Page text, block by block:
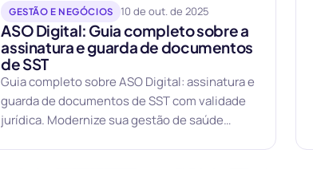
GESTÃO E NEGÓCIOS 10 de out. de 2025
ASO Digital: Guia completo sobre a
assinatura e guarda de documentos
de SST
Guia completo sobre ASO Digital: assinatura e
guarda de documentos de SST com validade
jurídica. Modernize sua gestão de saúde